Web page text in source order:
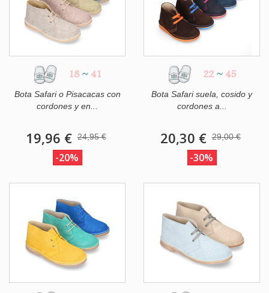
18 ~ 41
Bota Safari o Pisacacas con
cordones y en...
19,96 € 24,95 €
-20%
22 ~ 45
Bota Safari suela, cosido y
cordones a...
20,30 € 29,00 €
-30%